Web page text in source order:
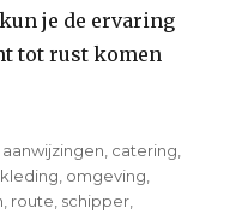
je de ervaring
tot rust komen
Tags
aanwijzingen catering
kleding omgeving
route schipper